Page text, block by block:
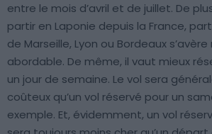
entre le mois d’avril et de juillet. De
partir en Laponie depuis la France,
de Marseille, Lyon ou Bordeaux
abordable. De même, il vaut mieux
un jour de semaine. Le vol sera
coûteux qu’un vol réservé pour un
exemple. Et, évidemment, un vol